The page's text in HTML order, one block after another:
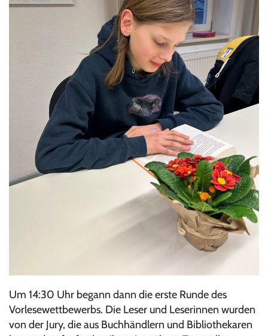
Um 14:30 Uhr begann dann die erste Runde des
Vorlesewettbewerbs. Die Leser und Leserinnen wurden
von der Jury, die aus Buchhändlern und Bibliothekaren